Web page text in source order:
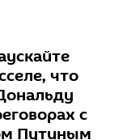
что
с
Путиным